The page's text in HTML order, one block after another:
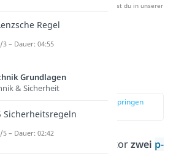
zu verbessern. Mehr dazu erfährst du in unserer
zur Stelle im Video springen
(02:07)
Du hast beim PNP Transistorzwei p-
Regel
3 – Dauer: 04:55
Grundlagen
& Sicherheit
Sicherheitsregeln
5 – Dauer: 02:42